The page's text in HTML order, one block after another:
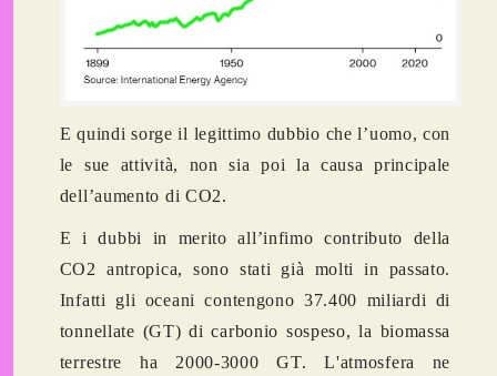
E quindi sorge il legittimo dubbio che l’uomo, con
le sue attività, non sia poi la causa principale
dell’aumento di CO2.
E i dubbi in merito all’infimo contributo della
CO2 antropica, sono stati già molti in passato.
Infatti gli oceani contengono 37.400 miliardi di
tonnellate (GT) di carbonio sospeso, la biomassa
terrestre ha 2000-3000 GT. L'atmosfera ne